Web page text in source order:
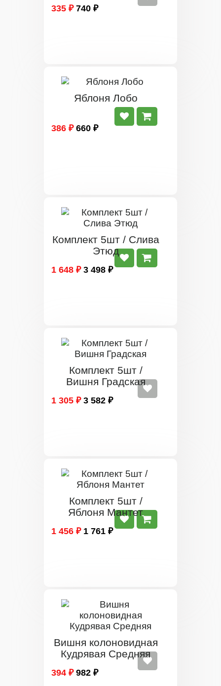
335 ₽ 740 ₽
Яблоня Лобо
386 ₽ 660 ₽
Комплект 5шт / Слива
Этюд
1 648 ₽ 3 498 ₽
Комплект 5шт /
Вишня Градская
1 305 ₽ 3 582 ₽
Комплект 5шт /
Яблоня Мантет
1 456 ₽ 1 761 ₽
Вишня колоновидная
Кудрявая Средняя
394 ₽ 982 ₽